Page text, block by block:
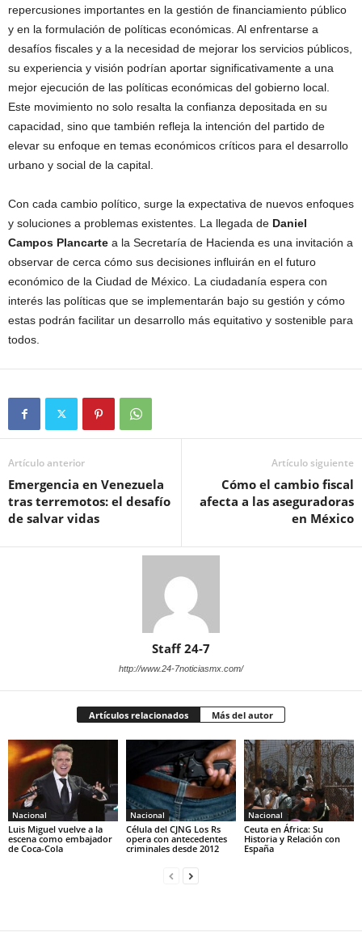
repercusiones importantes en la gestión de financiamiento público
y en la formulación de políticas económicas. Al enfrentarse a
desafíos fiscales y a la necesidad de mejorar los servicios públicos,
su experiencia y visión podrían aportar significativamente a una
mejor ejecución de las políticas económicas del gobierno local.
Este movimiento no solo resalta la confianza depositada en su
capacidad, sino que también refleja la intención del partido de
elevar su enfoque en temas económicos críticos para el desarrollo
urbano y social de la capital.
Con cada cambio político, surge la expectativa de nuevos enfoques
y soluciones a problemas existentes. La llegada de Daniel
Campos Plancarte a la Secretaría de Hacienda es una invitación a
observar de cerca cómo sus decisiones influirán en el futuro
económico de la Ciudad de México. La ciudadanía espera con
interés las políticas que se implementarán bajo su gestión y cómo
estas podrán facilitar un desarrollo más equitativo y sostenible para
todos.
Artículo anterior
Emergencia en Venezuela
tras terremotos: el desafío
de salvar vidas
Artículo siguiente
Cómo el cambio fiscal
afecta a las aseguradoras
en México
Staff 24-7
http://www.24-7noticiasmx.com/
Artículos relacionados Más del autor
Nacional
Luis Miguel vuelve a la
escena como embajador
de Coca-Cola
Nacional
Célula del CJNG Los Rs
opera con antecedentes
criminales desde 2012
Nacional
Ceuta en África: Su
Historia y Relación con
España